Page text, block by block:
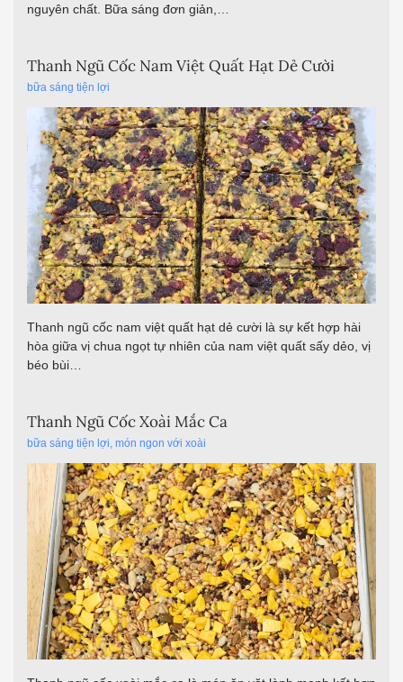
nguyên chất. Bữa sáng đơn giản,…
Thanh Ngũ Cốc Nam Việt Quất Hạt Dẻ Cười
bữa sáng tiện lợi
Thanh ngũ cốc nam việt quất hạt dẻ cười là sự kết hợp hài
hòa giữa vị chua ngọt tự nhiên của nam việt quất sấy dẻo, vị
béo bùi…
Thanh Ngũ Cốc Xoài Mắc Ca
bữa sáng tiện lợi, món ngon với xoài